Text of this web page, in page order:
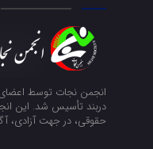
انجمن نجات توسط اعضای
دربند تأسیس شد. این
حقوقی، در جهت آزادی،